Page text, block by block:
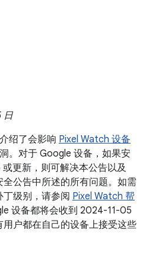
日
绍了会影响 Pixel Watch 设备
。对于 Google 设备，如果安
更新，则可解决本公告以及
公告中所述的所有问题。如需
级别，请参阅 Pixel Watch 帮
设备都将会收到 2024-11-05
户都在自己的设备上接受这些